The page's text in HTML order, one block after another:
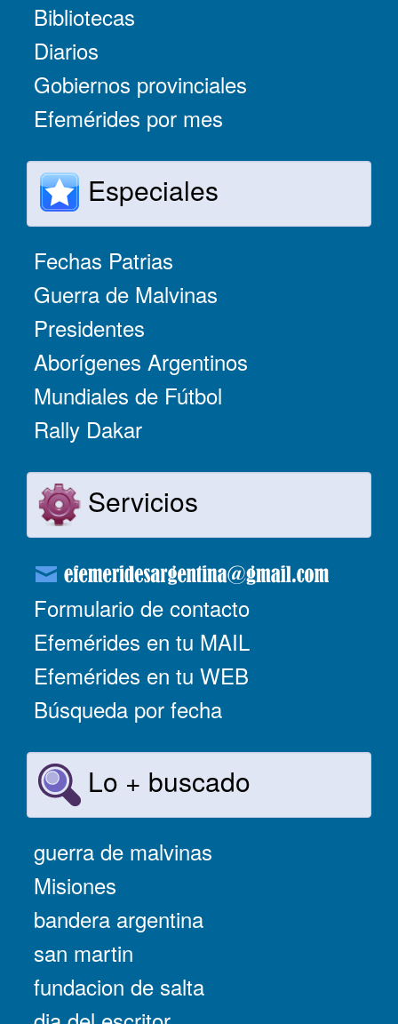
Bibliotecas
Diarios
Gobiernos provinciales
Efemérides por mes
Especiales
Fechas Patrias
Guerra de Malvinas
Presidentes
Aborígenes Argentinos
Mundiales de Fútbol
Rally Dakar
Servicios
Formulario de contacto
Efemérides en tu MAIL
Efemérides en tu WEB
Búsqueda por fecha
Lo + buscado
guerra de malvinas
Misiones
bandera argentina
san martin
fundacion de salta